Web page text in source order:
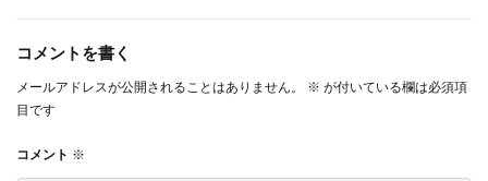
コメントを書く
メールアドレスが公開されることはありません。 ※ が付いている欄は必須項
目です
コメント ※